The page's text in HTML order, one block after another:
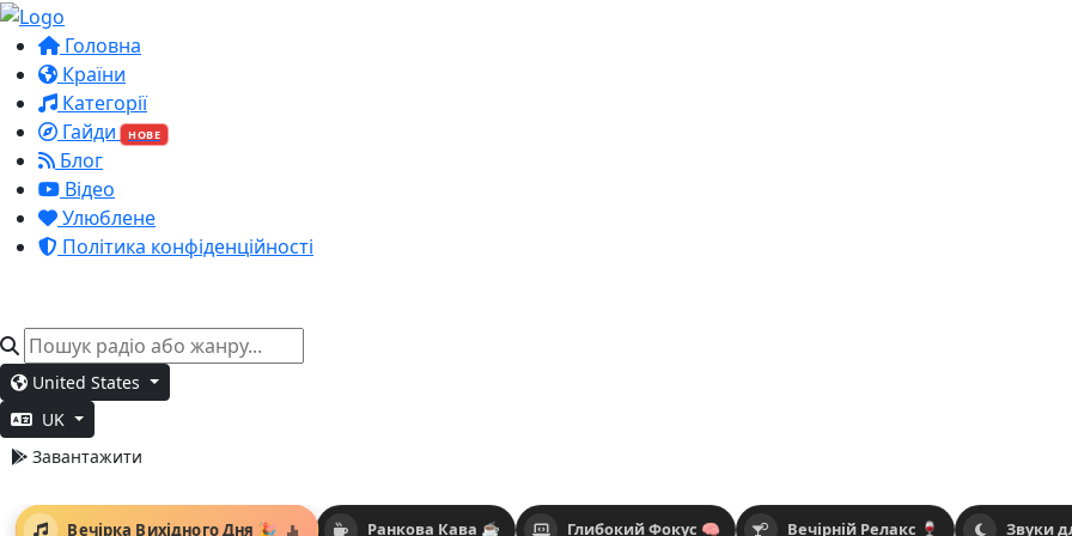
Головна
Країни
Категорії
Гайди
НОВЕ
Блог
Відео
Улюблене
Політика конфіденційності
United States
UK
Завантажити
Ранкова Кава ☕ Глибокий Фокус 🧠 Вечірній Релакс 🍷 Звуки
Вечірка Вихідного Дня 🎉